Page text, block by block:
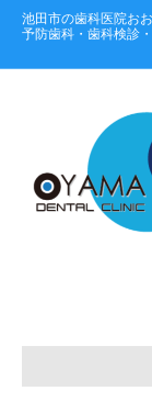
池田市の歯科医院お
予防歯科・歯科検診